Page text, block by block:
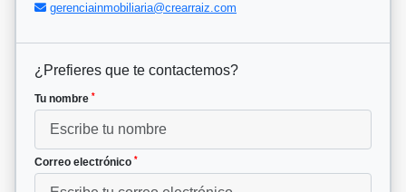
gerenciainmobiliaria@crearraiz.com
¿Prefieres que te contactemos?
Tu nombre *
Correo electrónico *